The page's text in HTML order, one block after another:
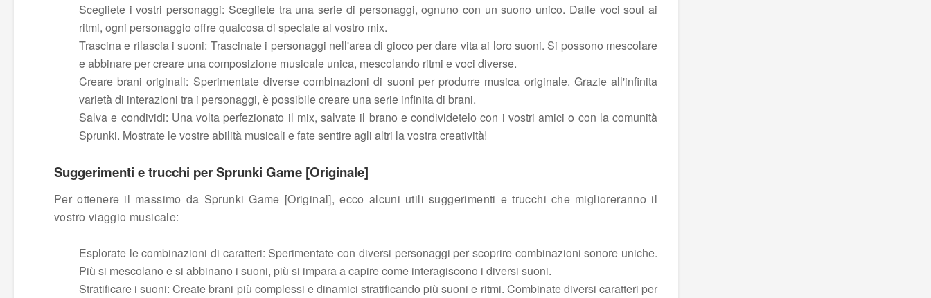
Scegliete i vostri personaggi: Scegliete tra una serie di personaggi, ognuno con un suono unico. Dalle voci soul ai
ritmi, ogni personaggio offre qualcosa di speciale al vostro mix.
Trascina e rilascia i suoni: Trascinate i personaggi nell'area di gioco per dare vita ai loro suoni. Si possono mescolare
e abbinare per creare una composizione musicale unica, mescolando ritmi e voci diverse.
Creare brani originali: Sperimentate diverse combinazioni di suoni per produrre musica originale. Grazie all'infinita
varietà di interazioni tra i personaggi, è possibile creare una serie infinita di brani.
Salva e condividi: Una volta perfezionato il mix, salvate il brano e condividetelo con i vostri amici o con la comunità
Sprunki. Mostrate le vostre abilità musicali e fate sentire agli altri la vostra creatività!
Suggerimenti e trucchi per Sprunki Game [Originale]
Per ottenere il massimo da Sprunki Game [Original], ecco alcuni utili suggerimenti e trucchi che miglioreranno il
vostro viaggio musicale:
Esplorate le combinazioni di caratteri: Sperimentate con diversi personaggi per scoprire combinazioni sonore uniche.
Più si mescolano e si abbinano i suoni, più si impara a capire come interagiscono i diversi suoni.
Stratificare i suoni: Create brani più complessi e dinamici stratificando più suoni e ritmi. Combinate diversi caratteri per